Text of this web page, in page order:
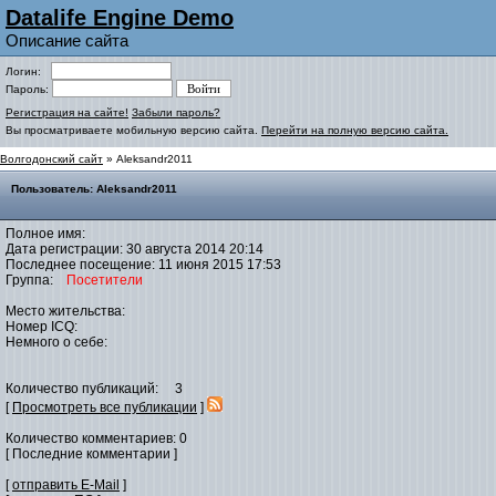
Datalife Engine Demo
Описание сайта
Логин:
Пароль:
Регистрация на сайте! Забыли пароль?
Вы просматриваете мобильную версию сайта. Перейти на полную версию сайта.
Волгодонский сайт » Aleksandr2011
Пользователь: Aleksandr2011
Полное имя:
Дата регистрации: 30 августа 2014 20:14
Последнее посещение: 11 июня 2015 17:53
Группа:
Посетители
Место жительства:
Номер ICQ:
Немного о себе:
Количество публикаций: 3
[ Просмотреть все публикации ]
Количество комментариев: 0
[ Последние комментарии ]
[отправить E-Mail ]